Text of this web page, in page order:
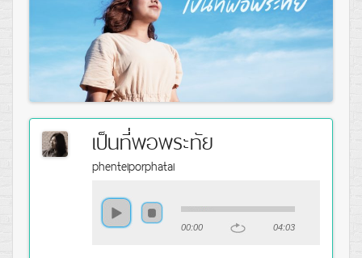
เป็นที่พอพระทัย
phenteiporphatai
00:00 04:03